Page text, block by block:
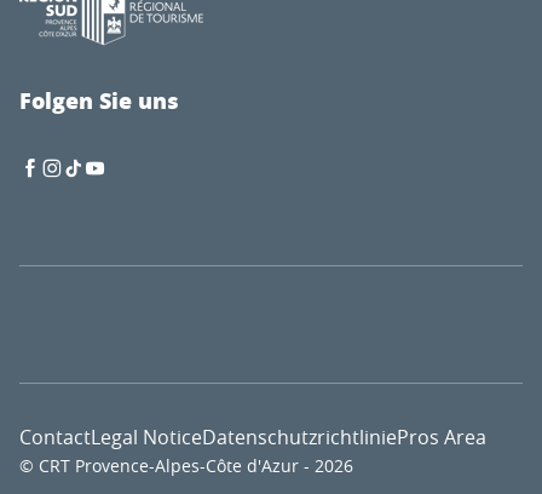
Folgen Sie uns
© CRT Provence-Alpes-Côte d'Azur - 2026
ContactLegal NoticeDatenschutzrichtliniePros Area